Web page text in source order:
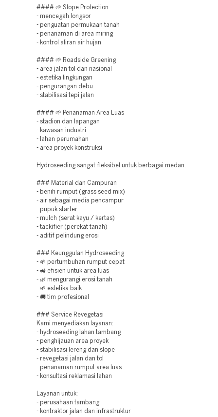
#### 🌱 Slope Protection
- mencegah longsor
- penguatan permukaan tanah
- penanaman di area miring
- kontrol aliran air hujan
#### 🌱 Roadside Greening
- area jalan tol dan nasional
- estetika lingkungan
- pengurangan debu
- stabilisasi tepi jalan
#### 🌱 Penanaman Area Luas
- stadion dan lapangan
- kawasan industri
- lahan perumahan
- area proyek konstruksi
Hydroseeding sangat fleksibel untuk berbagai medan.
### Material dan Campuran
- benih rumput (grass seed mix)
- air sebagai media pencampur
- pupuk starter
- mulch (serat kayu / kertas)
- tackifier (perekat tanah)
- aditif pelindung erosi
### Keunggulan Hydroseeding
- 🌱 pertumbuhan rumput cepat
- 🚜 efisien untuk area luas
- 🌿 mengurangi erosi tanah
- 🌱 estetika baik
- 🚚 tim profesional
### Service Revegetasi
Kami menyediakan layanan:
- hydroseeding lahan tambang
- penghijauan area proyek
- stabilisasi lereng dan slope
- revegetasi jalan dan tol
- penanaman rumput area luas
- konsultasi reklamasi lahan
Layanan untuk:
- perusahaan tambang
- kontraktor jalan dan infrastruktur